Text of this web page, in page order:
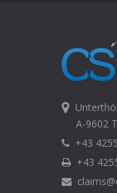
A-9602
+43
+43